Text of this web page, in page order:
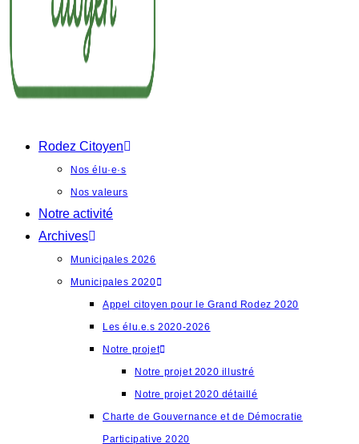
Rodez Citoyen
Nos élu·e·s
Nos valeurs
Notre activité
Archives
Municipales 2026
Municipales 2020
Appel citoyen pour le Grand Rodez 2020
Les élu.e.s 2020-2026
Notre projet
Notre projet 2020 illustré
Notre projet 2020 détaillé
Charte de Gouvernance et de Démocratie
Participative 2020